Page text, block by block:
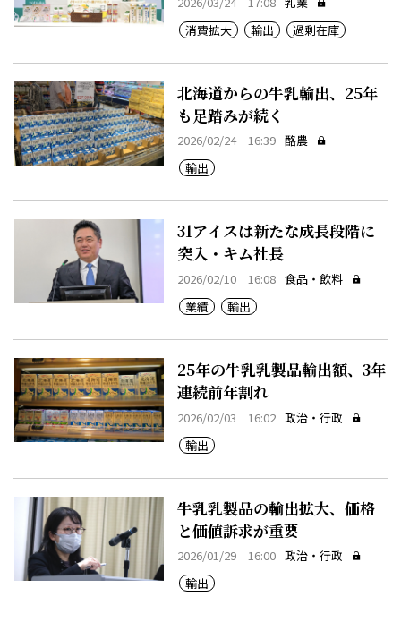
消費拡大
輸出 過剰在庫
北海道からの牛乳輸出、25年
も足踏みが続く
2026/02/24 16:39 酪農
輸出
31アイスは新たな成長段階に
突入・キム社長
2026/02/10 16:08 食品・飲料
業績
輸出
25年の牛乳乳製品輸出額、3年
連続前年割れ
2026/02/03 16:02 政治・行政
輸出
牛乳乳製品の輸出拡大、価格
と価値訴求が重要
2026/01/29 16:00 政治・行政
輸出